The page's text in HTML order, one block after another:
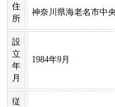
住
所
神奈川県海老名市中
設
立
年
月
1984年9月
従